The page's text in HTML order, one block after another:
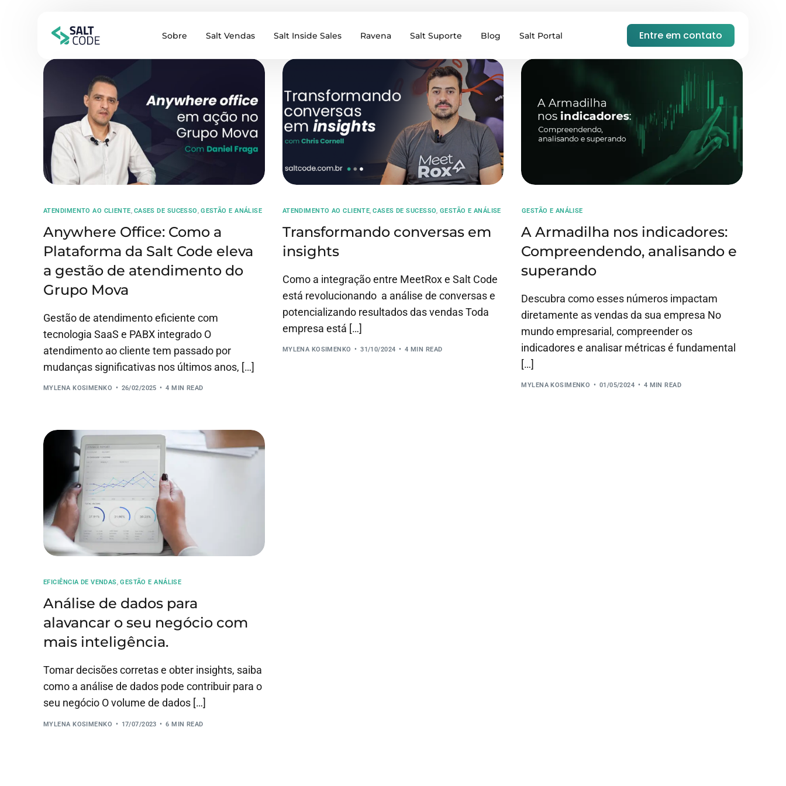
Sobre Salt Vendas Salt Inside Sales Ravena Salt Suporte Blog Salt Portal Entre em contato
ATENDIMENTO AO CLIENTE, CASES DE SUCESSO, ⁠GESTÃO E ANÁLISE
Anywhere Office: Como a
Plataforma da Salt Code eleva
a gestão de atendimento do
Grupo Mova
Gestão de atendimento eficiente com
tecnologia SaaS e PABX integrado O
atendimento ao cliente tem passado por
mudanças significativas nos últimos anos, […]
MYLENA KOSIMENKO 26/02/2025 4 MIN READ
ATENDIMENTO AO CLIENTE,CASES DE SUCESSO, ⁠GESTÃO E ANÁLISE
Transformando conversas em
insights
Como a integração entre MeetRox e Salt Code
está revolucionando a análise de conversas e
potencializando resultados das vendas Toda
empresa está […]
MYLENA KOSIMENKO 31/10/2024 4 MIN READ
⁠GESTÃO E ANÁLISE
A Armadilha nos indicadores:
Compreendendo, analisando e
superando
Descubra como esses números impactam
diretamente as vendas da sua empresa No
mundo empresarial, compreender os
indicadores e analisar métricas é fundamental
[…]
MYLENA KOSIMENKO 01/05/2024 4 MIN READ
EFICIÊNCIA DE VENDAS, ⁠GESTÃO E ANÁLISE
Análise de dados para
alavancar o seu negócio com
mais inteligência.
Tomar decisões corretas e obter insights, saiba
como a análise de dados pode contribuir para o
seu negócio O volume de dados […]
MYLENA KOSIMENKO 17/07/2023 6 MIN READ